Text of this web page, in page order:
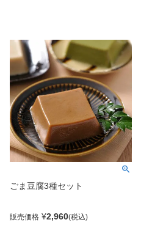
ごま豆腐3種セット
販売価格 ¥2,960